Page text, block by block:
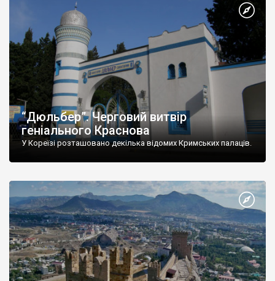
“Дюльбер”. Черговий витвір
геніального Краснова
У Кореїзі розташовано декілька відомих Кримських палаців.